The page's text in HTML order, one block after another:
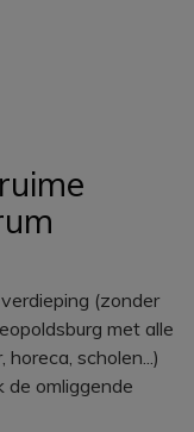
(zonder
met alle
scholen...)
omliggende